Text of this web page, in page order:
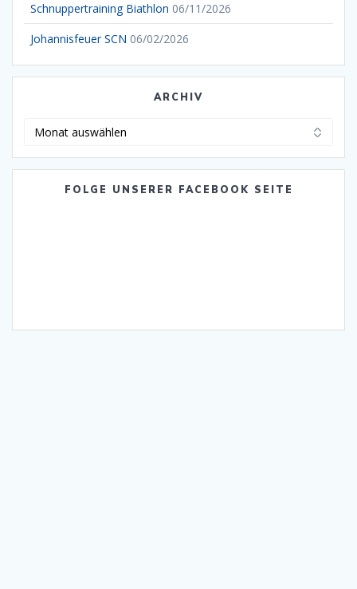
Schnuppertraining Biathlon 06/11/2026
Johannisfeuer SCN 06/02/2026
ARCHIV
FOLGE UNSERER FACEBOOK SEITE